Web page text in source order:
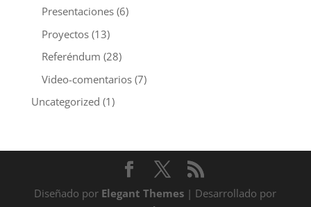
Presentaciones(6)
Proyectos(13)
Referéndum (28)
Video-comentarios(7)
Uncategorized (1)
Diseñado por Elegant Themes | Desarrollado por